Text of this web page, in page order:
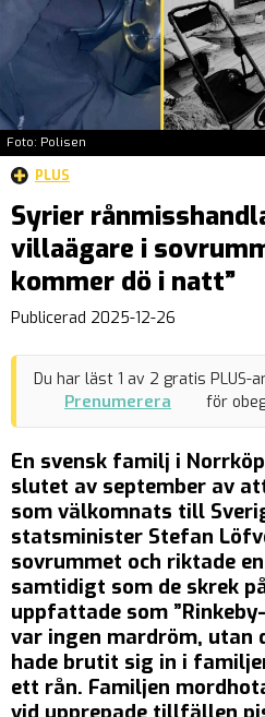
Foto: Polisen
PLUS
Syrier
villaägare i
kommer dö i natt”
Publicerad 2025-12-26
Du har läst 1 av 2 gratis PLUS-
Prenumerera för
En svensk familj i
slutet av september av
som välkomnats till
statsminister Stefan
sovrummet och riktade
samtidigt som de skrek
uppfattade som
var ingen mardröm, utan
hade brutit sig in i
ett rån. Familjen